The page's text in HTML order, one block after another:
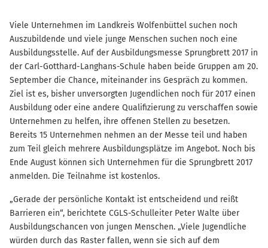
Viele Unternehmen im Landkreis Wolfenbüttel suchen noch
Auszubildende und viele junge Menschen suchen noch eine
Ausbildungsstelle. Auf der Ausbildungsmesse Sprungbrett 2017 in
der Carl-Gotthard-Langhans-Schule haben beide Gruppen am 20.
September die Chance, miteinander ins Gespräch zu kommen.
Ziel ist es, bisher unversorgten Jugendlichen noch für 2017 einen
Ausbildung oder eine andere Qualifizierung zu verschaffen sowie
Unternehmen zu helfen, ihre offenen Stellen zu besetzen.
Bereits 15 Unternehmen nehmen an der Messe teil und haben
zum Teil gleich mehrere Ausbildungsplätze im Angebot. Noch bis
Ende August können sich Unternehmen für die Sprungbrett 2017
anmelden. Die Teilnahme ist kostenlos.
„Gerade der persönliche Kontakt ist entscheidend und reißt
Barrieren ein“, berichtete CGLS-Schulleiter Peter Walte über
Ausbildungschancen von jungen Menschen. „Viele Jugendliche
würden durch das Raster fallen, wenn sie sich auf dem